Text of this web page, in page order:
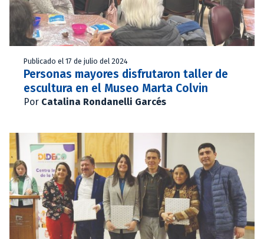
Publicado el 17 de julio del 2024
Personas mayores disfrutaron taller de
escultura en el Museo Marta Colvin
Por Catalina Rondanelli Garcés